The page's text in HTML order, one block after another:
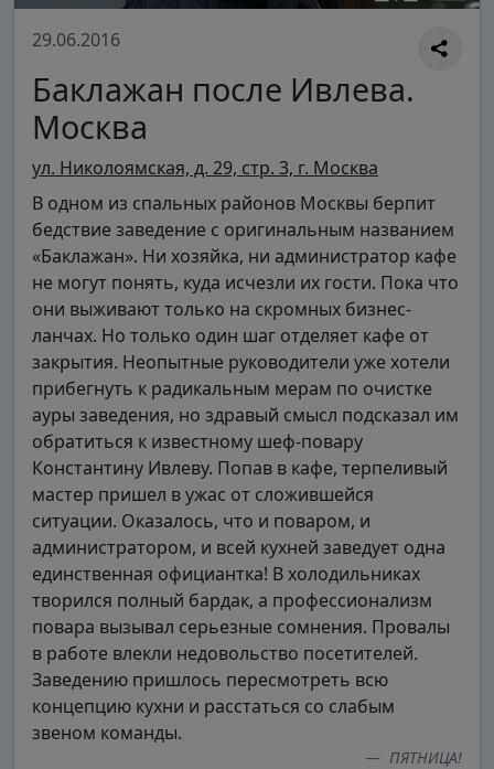
29.06.2016
Баклажан после Ивлева.
Москва
ул. Николоямская, д. 29, стр. 3, г. Москва
В одном из спальных районов Москвы берпит
бедствие заведение с оригинальным названием
«Баклажан». Ни хозяйка, ни администратор кафе
не могут понять, куда исчезли их гости. Пока что
они выживают только на скромных бизнес-
ланчах. Но только один шаг отделяет кафе от
закрытия. Неопытные руководители уже хотели
прибегнуть к радикальным мерам по очистке
ауры заведения, но здравый смысл подсказал им
обратиться к известному шеф-повару
Константину Ивлеву. Попав в кафе, терпеливый
мастер пришел в ужас от сложившейся
ситуации. Оказалось, что и поваром, и
администратором, и всей кухней заведует одна
единственная официантка! В холодильниках
творился полный бардак, а профессионализм
повара вызывал серьезные сомнения. Провалы
в работе влекли недовольство посетителей.
Заведению пришлось пересмотреть всю
концепцию кухни и расстаться со слабым
звеном команды.
ПЯТНИЦА!